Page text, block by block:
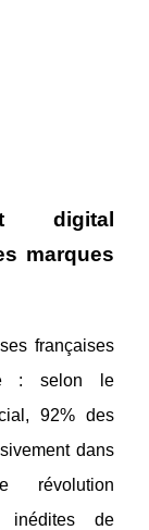
digital
marques
françaises
: selon le
92% des
dans
révolution
inédites de